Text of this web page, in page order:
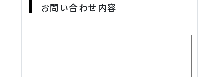
お問い合わせ内容